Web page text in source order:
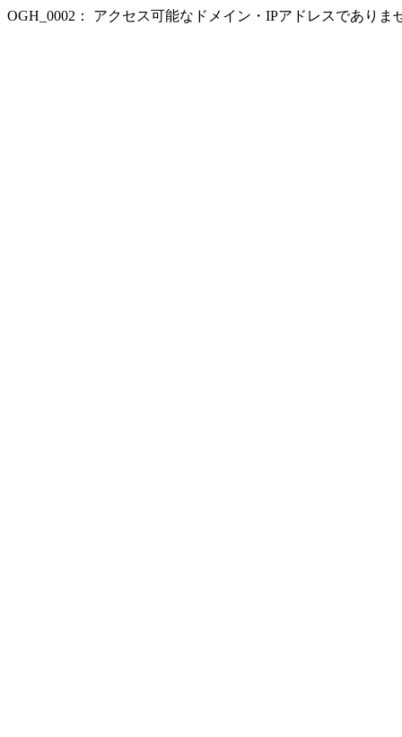
OGH_0002： アクセス可能なドメイン・IPアドレスでありま